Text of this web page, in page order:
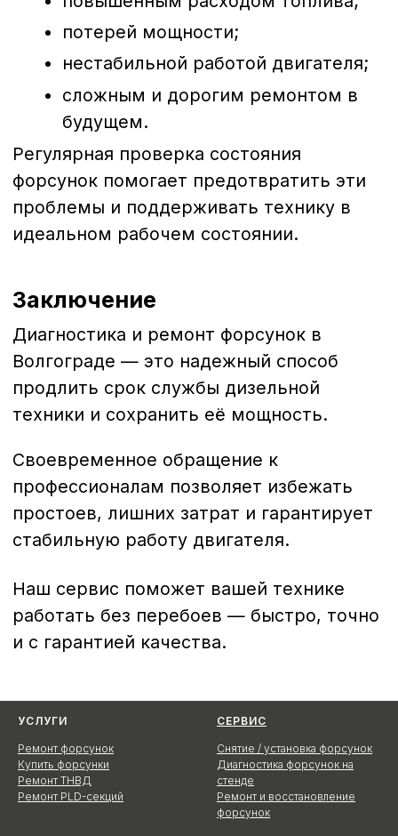
УСЛУГИ
Ремонт форсунок
Купить форсунки
Ремонт ТНВД
Ремонт PLD-секций
СЕРВИС
Снятие / установка форсунок
Диагностика форсунок на
стенде
Ремонт и восстановление
форсунок